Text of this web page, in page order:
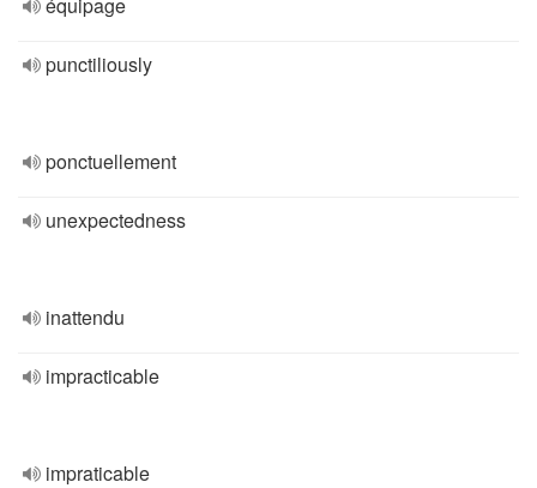
punctiliously
ponctuellement
unexpectedness
inattendu
impracticable
impraticable